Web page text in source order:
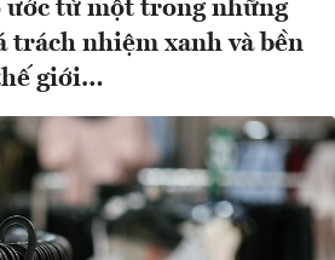
ước từ một trong những
trách nhiệm xanh và bền
giới…